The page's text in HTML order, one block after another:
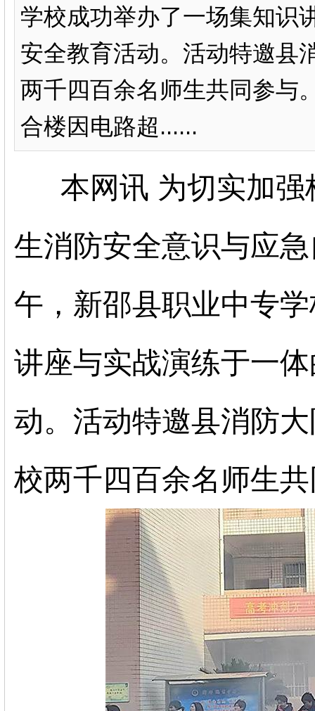
学校成功举办了一场集知识
安全教育活动。活动特邀县
两千四百余名师生共同参与
合楼因电路超......
本网讯 为切实加
生消防安全意识与应
午，新邵县职业中专
讲座与实战演练于一
动。活动特邀县消防
校两千四百余名师生